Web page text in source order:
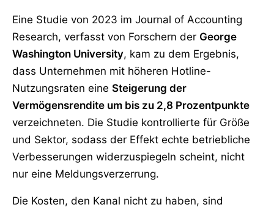
Eine Studie von 2023 im Journal of Accounting
Research, verfasst von Forschern der George
Washington University, kam zu dem Ergebnis,
dass Unternehmen mit höheren Hotline-
Nutzungsraten eine Steigerung der
Vermögensrendite um bis zu 2,8 Prozentpunkte
verzeichneten. Die Studie kontrollierte für Größe
und Sektor, sodass der Effekt echte betriebliche
Verbesserungen widerzuspiegeln scheint, nicht
nur eine Meldungsverzerrung.
Die Kosten, den Kanal nicht zu haben, sind